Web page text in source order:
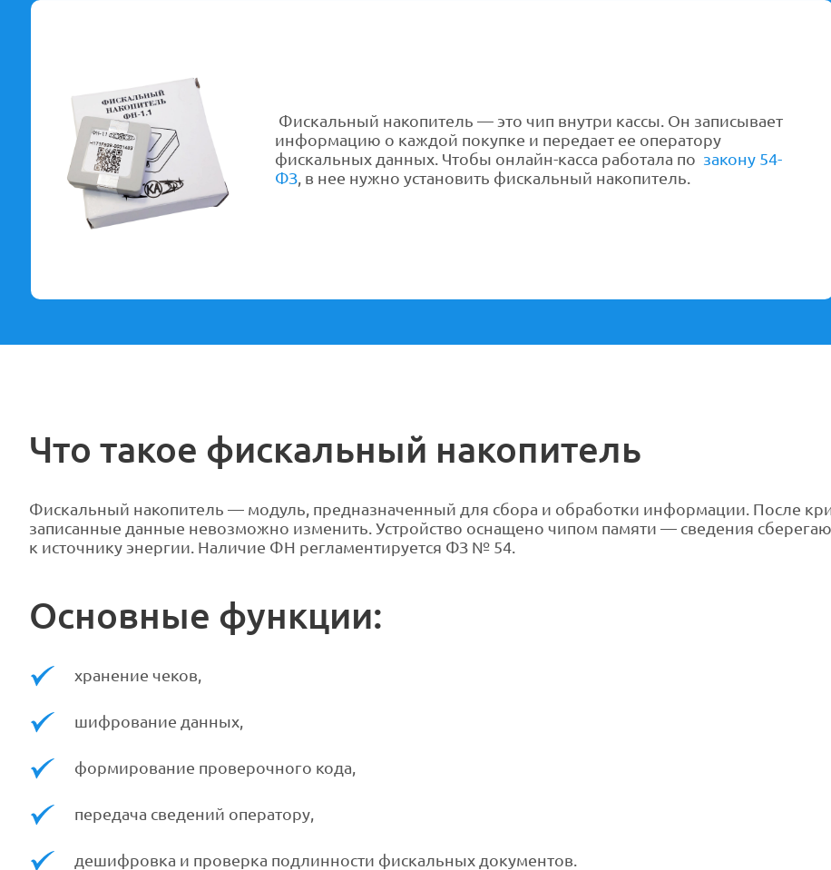
Фискальный накопитель — это чип внутри кассы. Он записывает
информацию о каждой покупке и передает ее оператору
фискальных данных. Чтобы онлайн-касса работала по закону 54-
ФЗ, в нее нужно установить фискальный накопитель.
Что такое фискальный накопитель
Фискальный накопитель — модуль, предназначенный для сбора и обработки информации. После
записанные данные невозможно изменить. Устройство оснащено чипом памяти — сведения
к источнику энергии. Наличие ФН регламентируется ФЗ № 54.
Основные функции:
хранение чеков,
шифрование данных,
формирование проверочного кода,
передача сведений оператору,
дешифровка и проверка подлинности фискальных документов.